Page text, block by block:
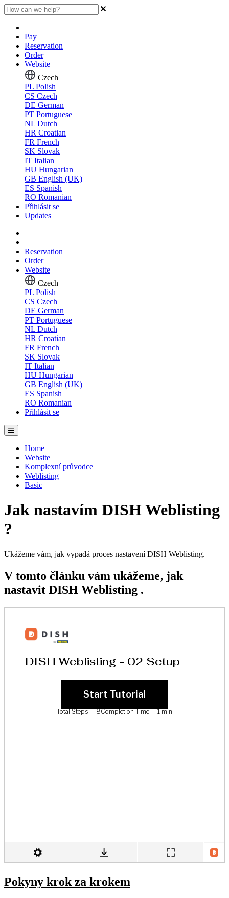
Pay
Reservation
Order
Website
Czech
PL Polish
CS Czech
DE German
PT Portuguese
NL Dutch
HR Croatian
FR French
SK Slovak
IT Italian
HU Hungarian
GB English (UK)
ES Spanish
RO Romanian
Přihlásit se
Updates
Reservation
Order
Website
Czech
PL Polish
CS Czech
DE German
PT Portuguese
NL Dutch
HR Croatian
FR French
SK Slovak
IT Italian
HU Hungarian
GB English (UK)
ES Spanish
RO Romanian
Přihlásit se
Home
Website
Komplexní průvodce
Weblisting
Basic
Jak nastavím DISH Weblisting
?
Ukážeme vám, jak vypadá proces nastavení DISH Weblisting.
V tomto článku vám ukážeme, jak
nastavit DISH Weblisting .
Pokyny krok za krokem